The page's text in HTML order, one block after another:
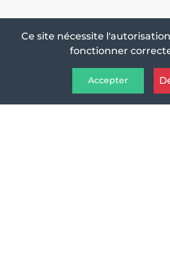
Ce site nécessite
fonctionner
Accepter